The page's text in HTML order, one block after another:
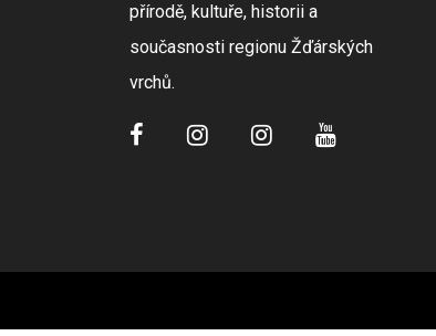
přírodě, kultuře, historii a
současnosti regionu Žďárských
vrchů.